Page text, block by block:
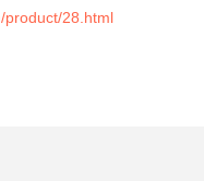
product/28.html